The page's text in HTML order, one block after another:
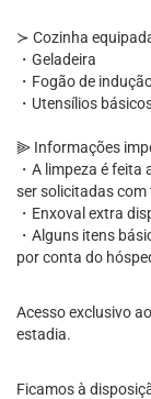
≻ Cozinha
・Geladeira
・Fogão de
・Utensílios
⫸ Informações
・A limpeza é
ser solicitadas
・Enxoval extra
・Alguns itens
por conta do
Acesso exclusivo
estadia.
Ficamos à